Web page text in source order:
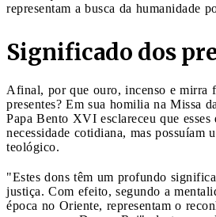
representam a busca da humanidade
Significado dos
Afinal, por que ouro, incenso e mirra
presentes? Em sua homilia na Missa
Papa Bento XVI esclareceu que esses
necessidade cotidiana, mas possuíam
teológico.
"Estes dons têm um profundo
justiça. Com efeito, segundo a
época no Oriente, representam o